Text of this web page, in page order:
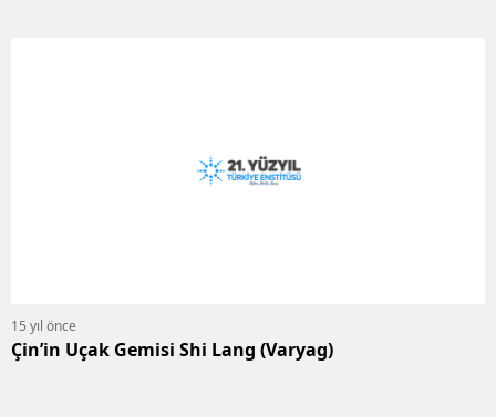
15 yıl önce
Çin’in Uçak Gemisi Shi Lang (Varyag)